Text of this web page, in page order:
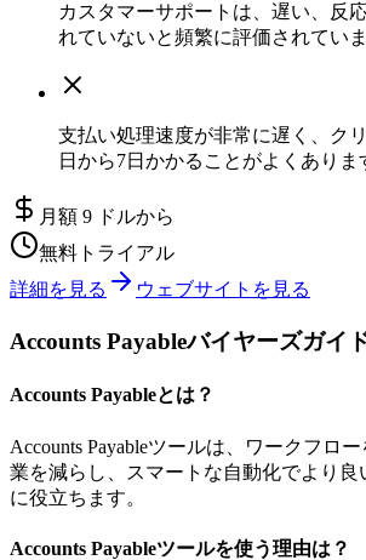
カスタマーサポートは、遅い、反
れていないと頻繁に評価されていま
支払い処理速度が非常に遅く、ク
日から7日かかることがよくありま
月額 9 ドルから
無料トライアル
詳細を見る
ウェブサイトを見る
Accounts Payableバイヤーズガイ
Accounts Payableとは？
Accounts Payableツールは、ワークフロ
業を減らし、スマートな自動化でより良
に役立ちます。
Accounts Payableツールを使う理由は？